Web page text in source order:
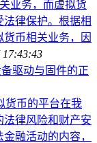
业务，而虚拟货
律保护。根据相
币相关业务，因
17:43:43
驱动与固件的正
货币的平台在我
法律风险和财产安
融活动的内容，